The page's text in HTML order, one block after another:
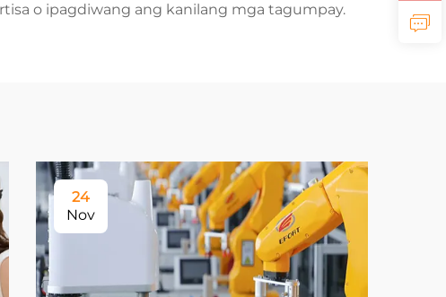
o ipagdiwang ang kanilang mga tagumpay.
24
Nov